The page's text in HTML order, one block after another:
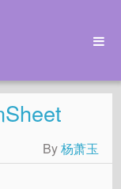
By杨萧玉